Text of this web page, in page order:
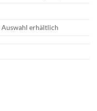
erhältlich